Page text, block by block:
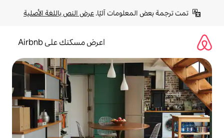
آليًا. عرض النص باللغة الأصلية